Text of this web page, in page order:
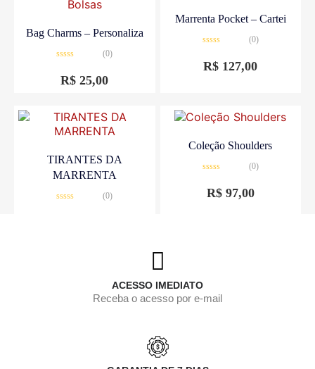
Bag Charms – Personaliza
0
de
(0)
R$ 25,00
Marrenta Pocket – Cartei
0
de
(0)
R$ 127,00
TIRANTES DA
MARRENTA
(0)
Coleção Shoulders
de
(0)
R$97,00
ACESSO IMEDIATO
Receba o acesso por e-mail